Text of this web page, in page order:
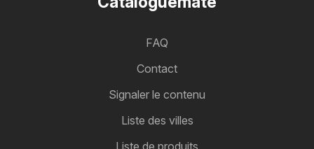
FAQ
Contact
Signaler le contenu
Liste des villes